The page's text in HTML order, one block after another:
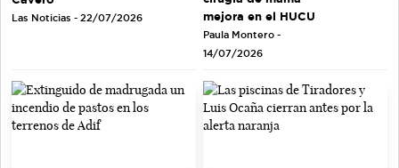
Las Noticias - 22/07/2026
mejora en el HUCU
Paula Montero -
14/07/2026